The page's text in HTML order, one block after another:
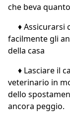
che beva
♦ Assicurarsi
facilmente gli
della casa
♦ Lasciare il
veterinario in
dello
ancora peggio.